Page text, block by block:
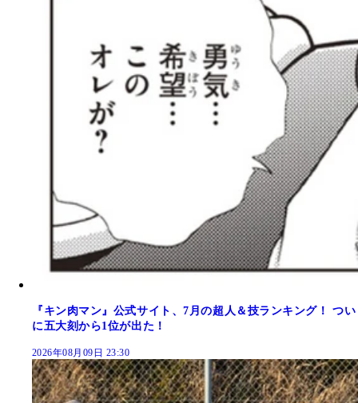
『キン肉マン』公式サイト、7月の超人＆技ランキング！ つい
に五大刻から1位が出た！
2026年08月09日 23:30